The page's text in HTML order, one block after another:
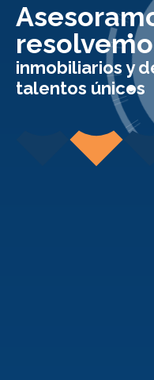
inmobiliarios y
talentos únicos